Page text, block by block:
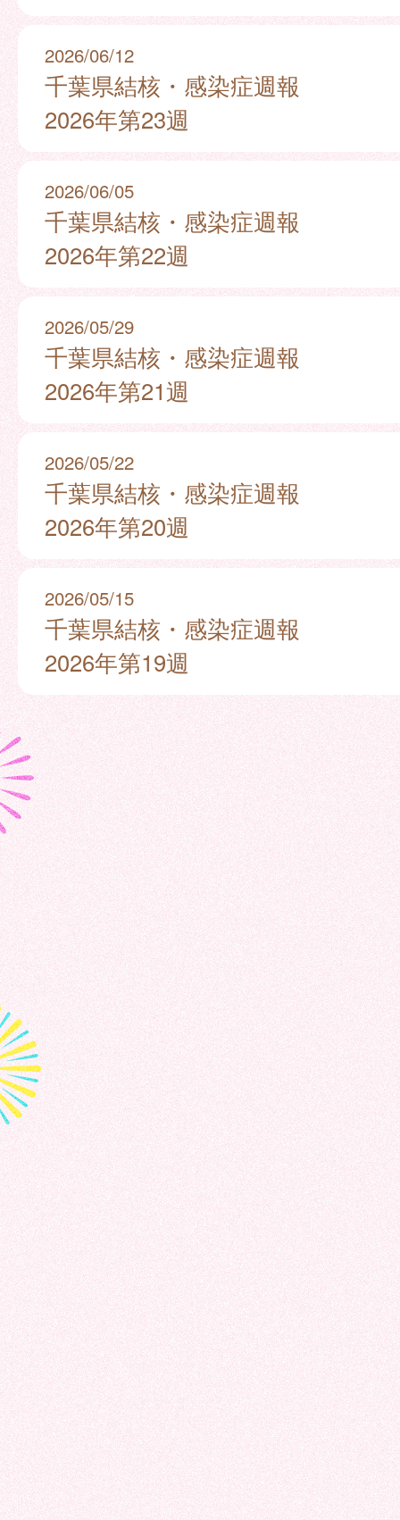
2026/06/12
千葉県結核・感染症週報
2026年第23週
2026/06/05
千葉県結核・感染症週報
2026年第22週
2026/05/29
千葉県結核・感染症週報
2026年第21週
2026/05/22
千葉県結核・感染症週報
2026年第20週
2026/05/15
千葉県結核・感染症週報
2026年第19週